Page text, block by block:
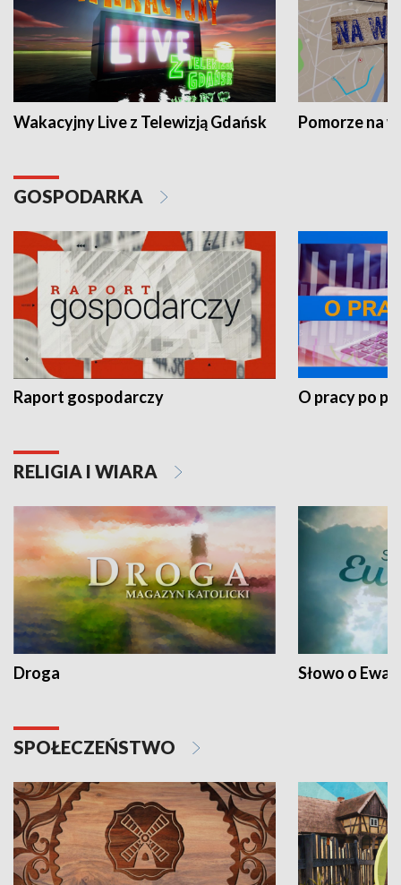
Wakacyjny Live z Telewizją Gdańsk Pomorze na
GOSPODARKA
Raport gospodarczy O pracy po
RELIGIA I WIARA
Droga Słowo o
SPOŁECZEŃSTWO